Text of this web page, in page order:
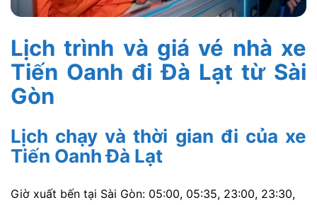
Lịch trình và giá vé nhà xe
Tiến Oanh đi Đà Lạt từ Sài
Gòn
Lịch chạy và thời gian đi của xe
Tiến Oanh Đà Lạt
Giờ xuất bến tại Sài Gòn: 05:00, 05:35, 23:00, 23:30,